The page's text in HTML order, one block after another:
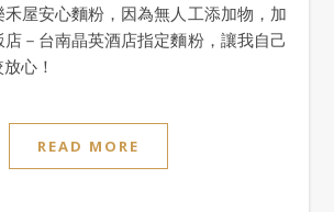
屋安心麵粉，因為無人工添加物，加
－台南晶英酒店指定麵粉，讓我自己
心！
READ MORE